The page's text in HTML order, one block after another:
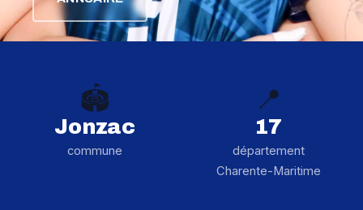
🏟️
Jonzac
commune
📍
17
département
Charente-Maritime